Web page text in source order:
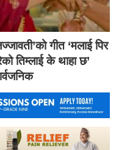
गीत ‘मलाई पिर
तिम्लाई के थाहा छ’